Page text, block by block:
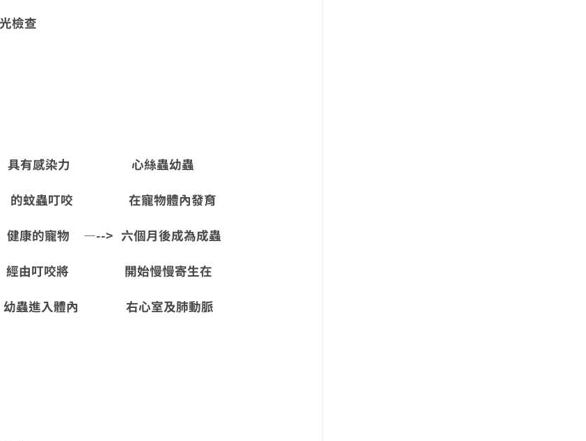
檢查
有感染力 心絲蟲幼蟲
叮咬 在寵物體內發育
的寵物 —--> 六個月後成為成蟲
咬將 開始慢慢寄生在
體內 右心室及肺動脈